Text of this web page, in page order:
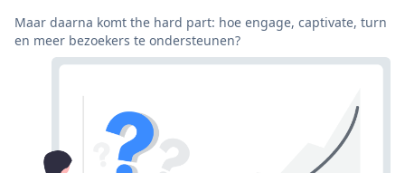
Maar daarna komt the hard part: hoe engage, captivate, turn
en meer bezoekers te ondersteunen?